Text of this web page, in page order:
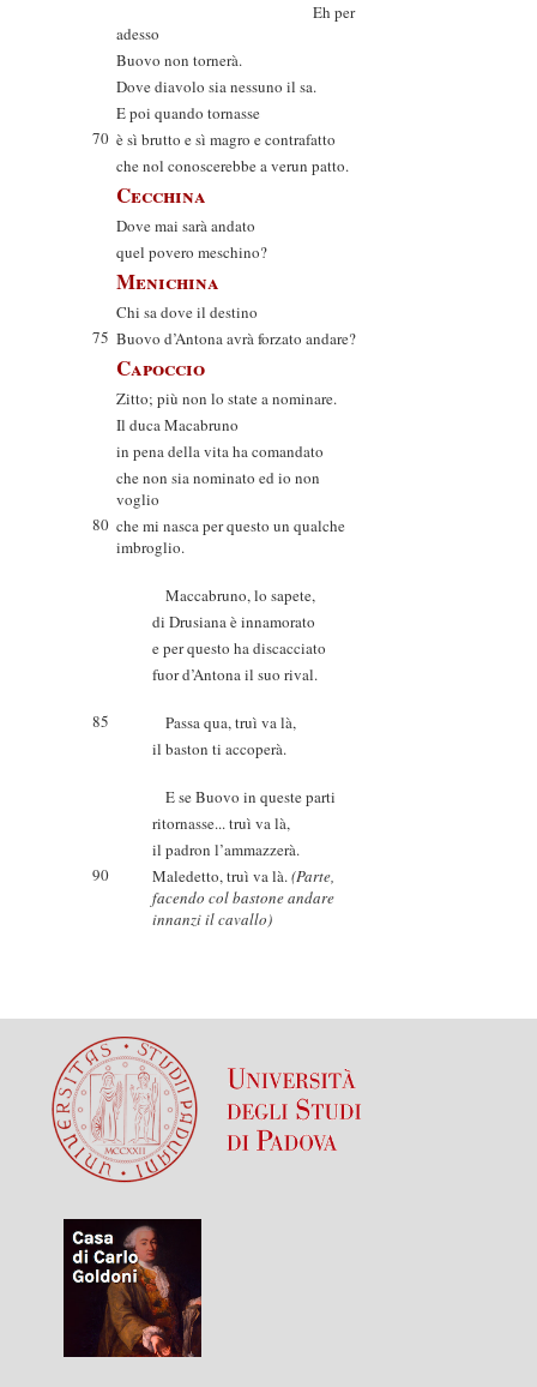
Eh per
adesso
Buovo non tornerà.
Dove diavolo sia nessuno il sa.
E poi quando tornasse
70 è sì brutto e sì magro e contrafatto
che nol conoscerebbe a verun patto.
Cecchina
Dove mai sarà andato
quel povero meschino?
Menichina
Chi sa dove il destino
75 Buovo d’Antona avrà forzato andare?
Capoccio
Zitto; più non lo state a nominare.
Il duca Macabruno
in pena della vita ha comandato
che non sia nominato ed io non
voglio
80 che mi nasca per questo un qualche
imbroglio.
Maccabruno, lo sapete,
di Drusiana è innamorato
e per questo ha discacciato
fuor d’Antona il suo rival.
85
Passa qua, truì va là,
il baston ti accoperà.
E se Buovo in queste parti
ritornasse... truì va là,
il padron l’ammazzerà.
90
Maledetto, truì va là.(Parte,
facendo col bastone andare
innanzi il cavallo)